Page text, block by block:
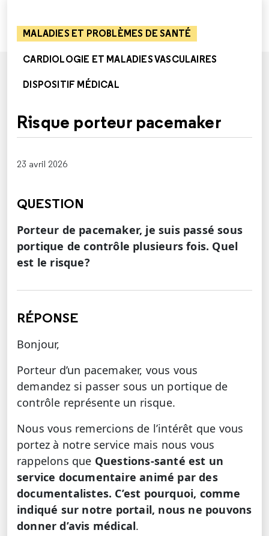
MALADIES ET PROBLÈMES DE SANTÉ
CARDIOLOGIE ET MALADIES VASCULAIRES
DISPOSITIF MÉDICAL
Risque porteur pacemaker
23 avril 2026
QUESTION
Porteur de pacemaker, je suis passé sous
portique de contrôle plusieurs fois. Quel
est le risque?
RÉPONSE
Bonjour,
Porteur d’un pacemaker, vous vous
demandez si passer sous un portique de
contrôle représente un risque.
Nous vous remercions de l’intérêt que vous
portez à notre service mais nous vous
rappelons que Questions-santé est un
service documentaire animé par des
documentalistes. C’est pourquoi, comme
indiqué sur notre portail, nous ne pouvons
donner d’avis médical.